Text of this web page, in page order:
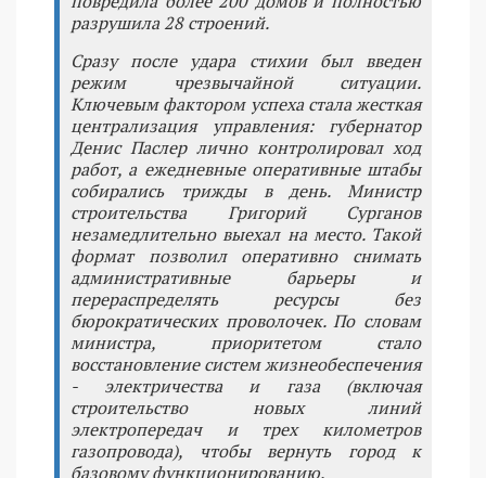
разрушила 28 строений.
Сразу после удара стихии был введен
режим чрезвычайной ситуации.
Ключевым фактором успеха стала жесткая
централизация управления: губернатор
Денис Паслер лично контролировал ход
работ, а ежедневные оперативные штабы
собирались трижды в день. Министр
строительства Григорий Сурганов
незамедлительно выехал на место. Такой
формат позволил оперативно снимать
административные барьеры и
перераспределять ресурсы без
бюрократических проволочек. По словам
министра, приоритетом стало
восстановление систем жизнеобеспечения
- электричества и газа (включая
строительство новых линий
электропередач и трех километров
газопровода), чтобы вернуть город к
базовому функционированию.